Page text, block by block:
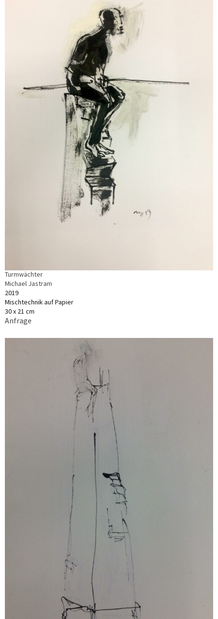
Turmwächter
Michael Jastram
2019
Mischtechnik auf Papier
30 x 21 cm
Anfrage